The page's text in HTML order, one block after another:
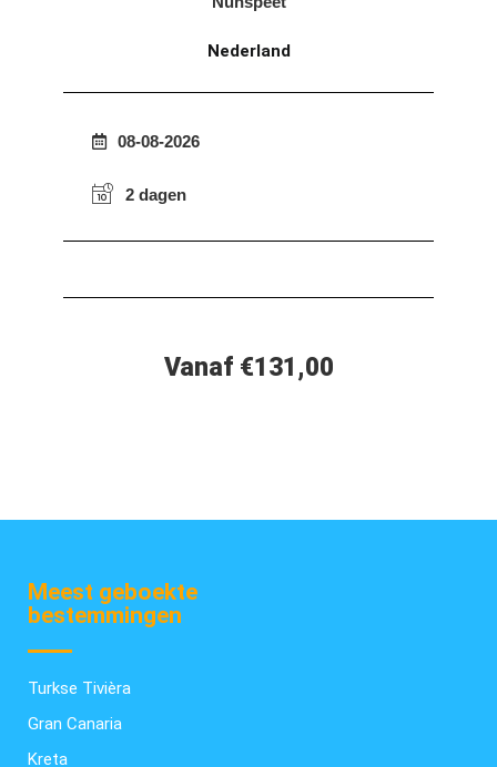
Nederland
08-08-2026
2 dagen
Vanaf €131,00
Meest geboekte
bestemmingen
Turkse Tivièra
Gran Canaria
Kreta